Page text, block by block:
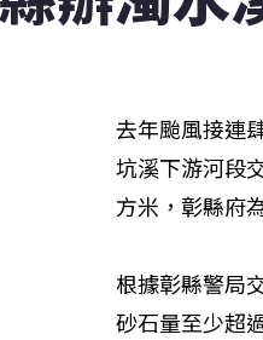
去年颱風接連
坑溪下游河段
方米，彰縣府
根據彰縣警局
砂石量至少超